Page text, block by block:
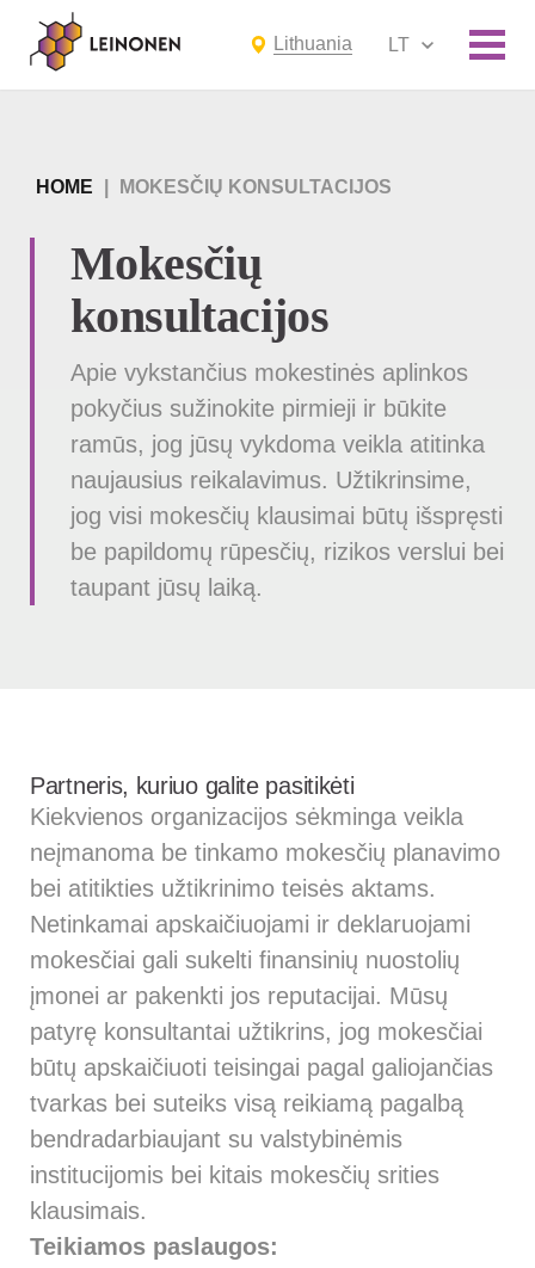
Lithuania LT
HOME MOKESČIŲ KONSULTACIJOS
Mokesčių
konsultacijos
Apie vykstančius mokestinės aplinkos
pokyčius sužinokite pirmieji ir būkite
ramūs, jog jūsų vykdoma veikla atitinka
naujausius reikalavimus. Užtikrinsime,
jog visi mokesčių klausimai būtų išspręsti
be papildomų rūpesčių, rizikos verslui bei
taupant jūsų laiką.
Partneris, kuriuo galite pasitikėti
Kiekvienos organizacijos sėkminga veikla
neįmanoma be tinkamo mokesčių planavimo
bei atitikties užtikrinimo teisės aktams.
Netinkamai apskaičiuojami ir deklaruojami
mokesčiai gali sukelti finansinių nuostolių
įmonei ar pakenkti jos reputacijai. Mūsų
patyrę konsultantai užtikrins, jog mokesčiai
būtų apskaičiuoti teisingai pagal galiojančias
tvarkas bei suteiks visą reikiamą pagalbą
bendradarbiaujant su valstybinėmis
institucijomis bei kitais mokesčių srities
klausimais.
Teikiamos paslaugos: